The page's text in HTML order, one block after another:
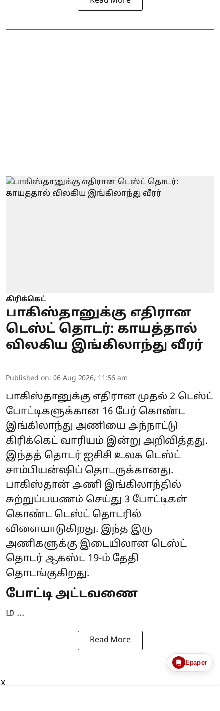
கிரிக்கெட்
பாகிஸ்தானுக்கு எதிரான
டெஸ்ட் தொடர்: காயத்தால்
விலகிய இங்கிலாந்து வீரர்
Published on: 06 Aug 2026, 11:56 am
பாகிஸ்தானுக்கு எதிரான முதல் 2 டெஸ்ட்
போட்டிகளுக்கான 16 பேர் கொண்ட
இங்கிலாந்து அணியை அந்நாட்டு
கிரிக்கெட் வாரியம் இன்று அறிவித்தது.
இந்தத் தொடர் ஐசிசி உலக டெஸ்ட்
சாம்பியன்ஷிப் தொடருக்கானது.
பாகிஸ்தான் அணி இங்கிலாந்தில்
சுற்றுப்பயணம் செய்து 3 போட்டிகள்
கொண்ட டெஸ்ட் தொடரில்
விளையாடுகிறது. இந்த இரு
அணிகளுக்கு இடையிலான டெஸ்ட்
தொடர் ஆகஸ்ட் 19-ம் தேதி
தொடங்குகிறது.
போட்டி அட்டவணை
ம ...
Read More
Epaper
X